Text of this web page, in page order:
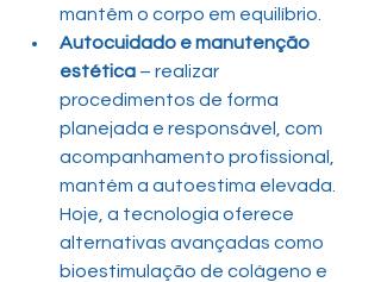
mantêm o corpo em equilíbrio.
Autocuidado e manutenção
estética – realizar
procedimentos de forma
planejada e responsável, com
acompanhamento profissional,
mantém a autoestima elevada.
Hoje, a tecnologia oferece
alternativas avançadas como
bioestimulação de colágeno e